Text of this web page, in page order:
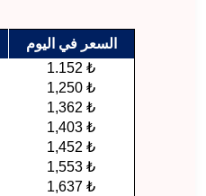
السعر في اليوم
1.152 ₺
1,250 ₺
1,362 ₺
1,403 ₺
1,452 ₺
1,553 ₺
1,637 ₺